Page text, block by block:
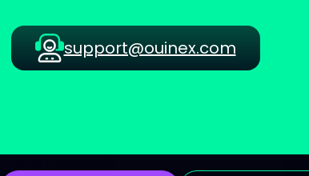
support@ouinex.com